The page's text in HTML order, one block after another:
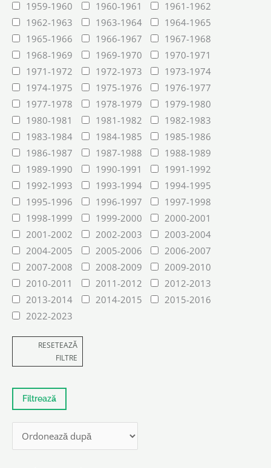
1959-1960
1960-1961
1961-1962
1962-1963
1963-1964
1964-1965
1965-1966
1966-1967
1967-1968
1968-1969
1969-1970
1970-1971
1971-1972
1972-1973
1973-1974
1974-1975
1975-1976
1976-1977
1977-1978
1978-1979
1979-1980
1980-1981
1981-1982
1982-1983
1983-1984
1984-1985
1985-1986
1986-1987
1987-1988
1988-1989
1989-1990
1990-1991
1991-1992
1992-1993
1993-1994
1994-1995
1995-1996
1996-1997
1997-1998
1998-1999
1999-2000
2000-2001
2001-2002
2002-2003
2003-2004
2004-2005
2005-2006
2006-2007
2007-2008
2008-2009
2009-2010
2010-2011
2011-2012
2012-2013
2013-2014
2014-2015
2015-2016
2022-2023
RESETEAZĂ
FILTRE